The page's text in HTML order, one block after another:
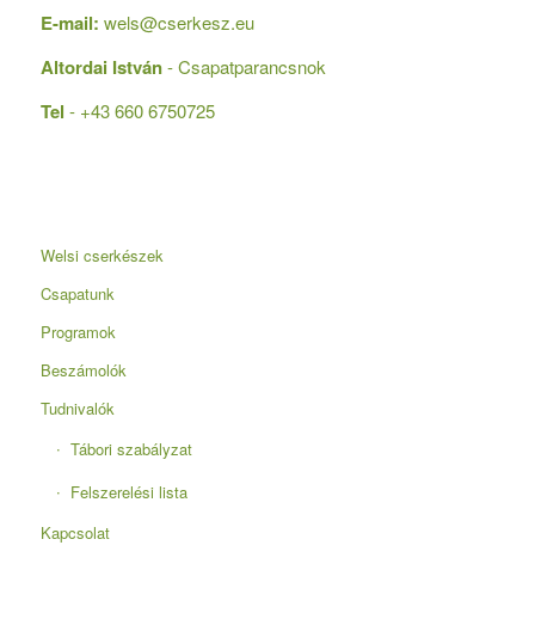
E-mail: wels@cserkesz.eu
Altordai István- Csapatparancsnok
Tel - +43 660 6750725
Welsi cserkészek
Csapatunk
Programok
Beszámolók
Tudnivalók
Tábori szabályzat
Felszerelési lista
Kapcsolat